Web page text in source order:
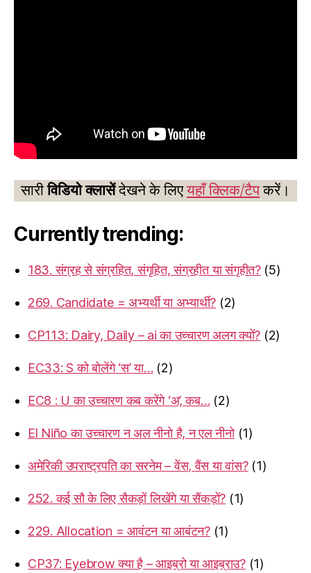
सारीविडियो क्लासेंदेखने के लिएयहाँ क्लिक/टैपकरें।
Currently trending:
183. संग्रह से संग्रहित, संगृहित, संग्रहीत या संगृहीत? (5)
269. Candidate = अभ्यर्थी या अभ्यार्थी? (2)
CP113: Dairy, Daily – ai का उच्चारण अलग क्यों? (2)
EC33: S को बोलेंगे ‘स’ या… (2)
EC8 : U का उच्चारण कब करेंगे ‘अ’, कब… (2)
El Niño का उच्चारण न अल नीनो है, न एल नीनो (1)
अमेरिकी उपराष्ट्रपति का सरनेम – वेंस, वैंस या वांस? (1)
252. कई सौ के लिए सैकड़ों लिखेंगे या सैंकड़ों? (1)
229. Allocation = आवंटन या आबंटन? (1)
CP37: Eyebrow क्या है – आइब्रो या आइब्राउ? (1)